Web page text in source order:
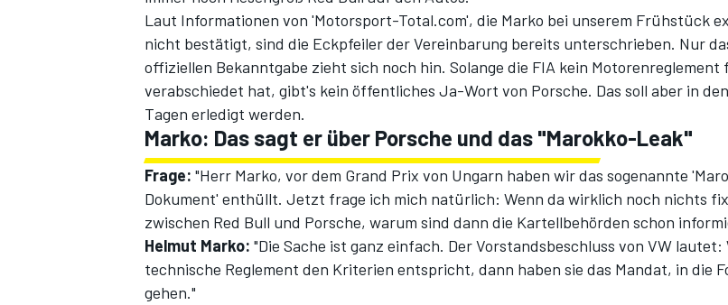
Laut Informationen von 'Motorsport-Total.com', die Marko bei unserem Frühstück
nicht bestätigt, sind die Eckpfeiler der Vereinbarung bereits unterschrieben. Nur
offiziellen Bekanntgabe zieht sich noch hin. Solange die FIA kein Motorenreglement
verabschiedet hat, gibt's kein öffentliches Ja-Wort von Porsche. Das soll aber in
Tagen erledigt werden.
Marko: Das sagt er über Porsche und das "Marokko-Leak"
Frage: "Herr Marko, vor dem Grand Prix von Ungarn haben wir das sogenannte
Dokument' enthüllt. Jetzt frage ich mich natürlich: Wenn da wirklich noch nichts
zwischen Red Bull und Porsche, warum sind dann die Kartellbehörden schon
Helmut Marko: "Die Sache ist ganz einfach. Der Vorstandsbeschluss von VW lautet:
technische Reglement den Kriterien entspricht, dann haben sie das Mandat, in die
gehen."